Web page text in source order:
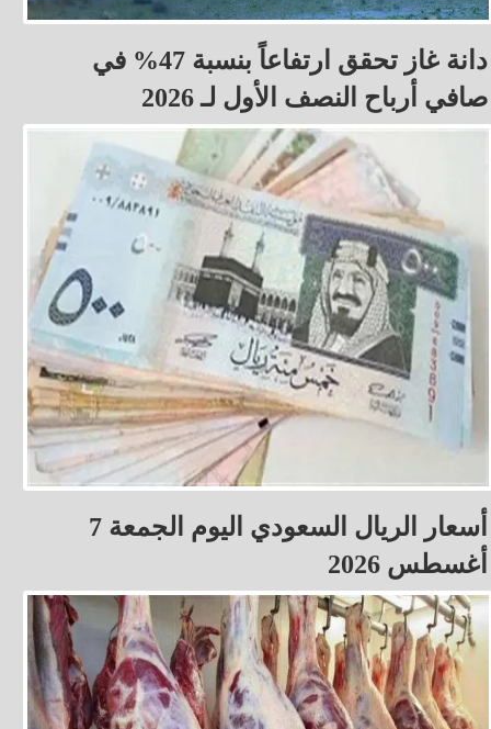
دانة غاز تحقق ارتفاعاً بنسبة 47% في
صافي أرباح النصف الأول لـ 2026
أسعار الريال السعودي اليوم الجمعة 7
أغسطس 2026